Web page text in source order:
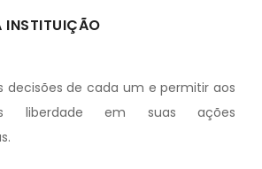
INSTITUIÇÃO
decisões de cada um e permitir aos
liberdade em suas ações